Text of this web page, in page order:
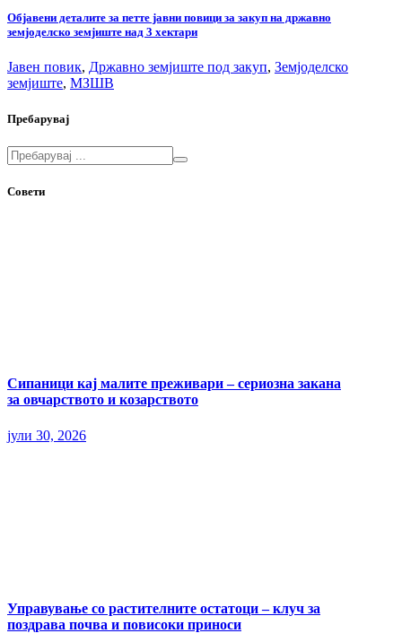
Објавени деталите за петте јавни повици за закуп на државно
земјоделско земјиште над 3 хектари
Јавен повик, Државно земјиште под закуп, Земјоделско
земјиште, МЗШВ
Пребарувај
Совети
Сипаници кај малите преживари – сериозна закана
за овчарството и козарството
јули 30, 2026
Управување со растителните остатоци – клуч за
поздрава почва и повисоки приноси